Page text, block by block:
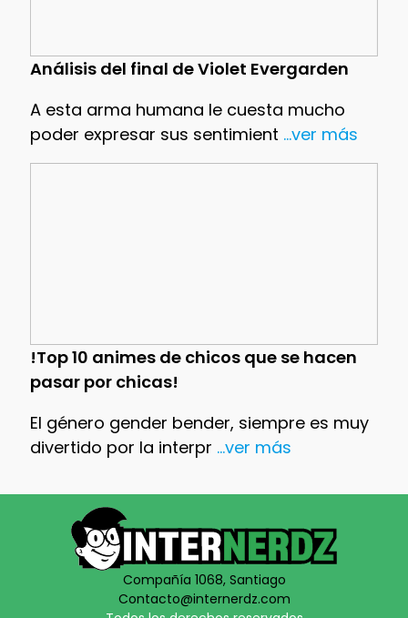
Análisis del final de Violet Evergarden
A esta arma humana le cuesta mucho
poder expresar sus sentimient ...ver más
!Top 10 animes de chicos que se hacen
pasar por chicas!
El género gender bender, siempre es muy
divertido por la interpr ...ver más
Compañía 1068, Santiago
Contacto@internerdz.com